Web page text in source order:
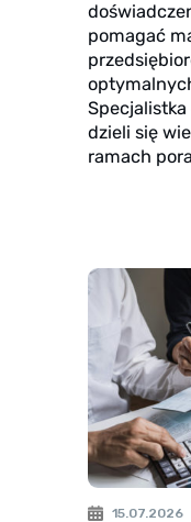
Wiedza
Poradnik
Przegląd
O firmie
Opinie klientów
Kontakt
pomagać
dzieli się
ramach
15.07.2026